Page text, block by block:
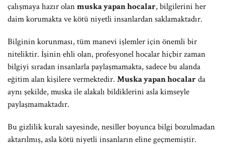
çalışmaya hazır olanmuska yapan hocalar, bilgilerini her
daim korumakta ve kötü niyetli insanlardan saklamaktadır.
Bilginin korunması, tüm manevi işlemler için önemli bir
niteliktir. İşinin ehli olan, profesyonel hocalar hiçbir zaman
bilgiyi sıradan insanlarla paylaşmamakta, sadece bu alanda
eğitim alan kişilere vermektedir. Muska yapan hocalarda
aynı şekilde, muska ile alakalı bildiklerini asla kimseyle
paylaşmamaktadır.
Bu gizlilik kuralı sayesinde, nesiller boyunca bilgi bozulmadan
aktarılmış, asla kötü niyetli insanların eline geçmemiştir.